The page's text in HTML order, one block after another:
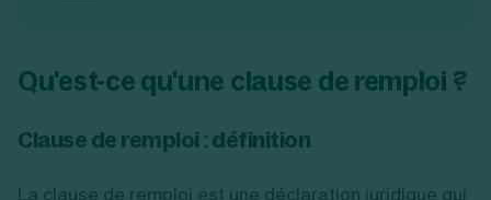
Qu'est-ce qu'une clause de remploi ?
Clause de remploi : définition
La clause de remploi est une déclaration juridique qui